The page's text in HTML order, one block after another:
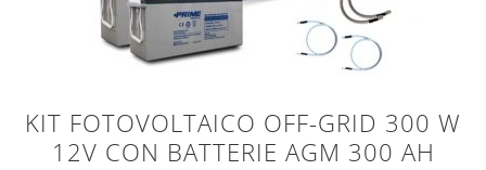
KIT FOTOVOLTAICO OFF-GRID 300 W
12V CON BATTERIE AGM 300 AH